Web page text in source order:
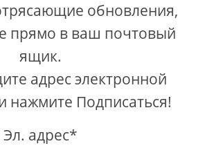
обновления,
прямо в ваш почтовый
ящик.
адрес электронной
нажмите Подписаться!
Эл. адрес*